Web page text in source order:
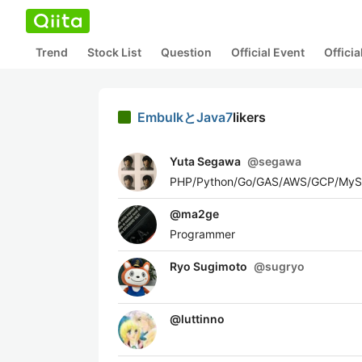
Trend Stock List Question Official Event
EmbulkとJava7likers
Yuta Segawa @segawa
PHP/Python/Go/GAS/AWS/GCP/
@ma2ge
Programmer
Ryo Sugimoto @sugryo
@luttinno